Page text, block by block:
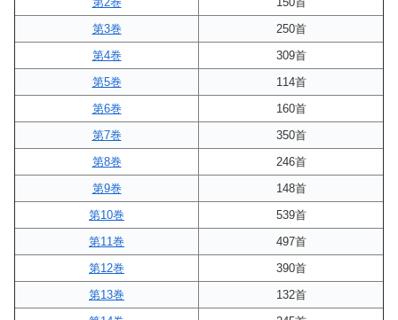
第3巻
250首
第4巻
309首
第5巻
114首
第6巻
160首
第7巻
350首
第8巻
246首
第9巻
148首
第10巻
539首
第11巻
497首
第12巻
390首
第13巻
132首